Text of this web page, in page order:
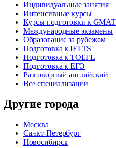
Индивидуальные занятия
Интенсивные курсы
Курсы подготовки к GMAT
Международные экзамены
Образование за рубежом
Подготовка к IELTS
Подготовка к TOEFL
Подготовка к ЕГЭ
Разговорный английский
Все специализации
Другие города
Москва
Санкт-Петербург
Новосибирск